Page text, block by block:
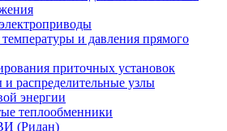
и давления прямого
приточных установок
и распределительные узлы
энергии
теплообменники
(Ридан)